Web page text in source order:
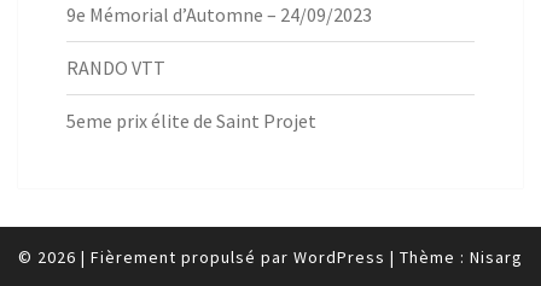
9e Mémorial d’Automne – 24/09/2023
RANDO VTT
5eme prix élite de Saint Projet
© 2026 | Fièrement propulsé par WordPress | Thème : Nisarg